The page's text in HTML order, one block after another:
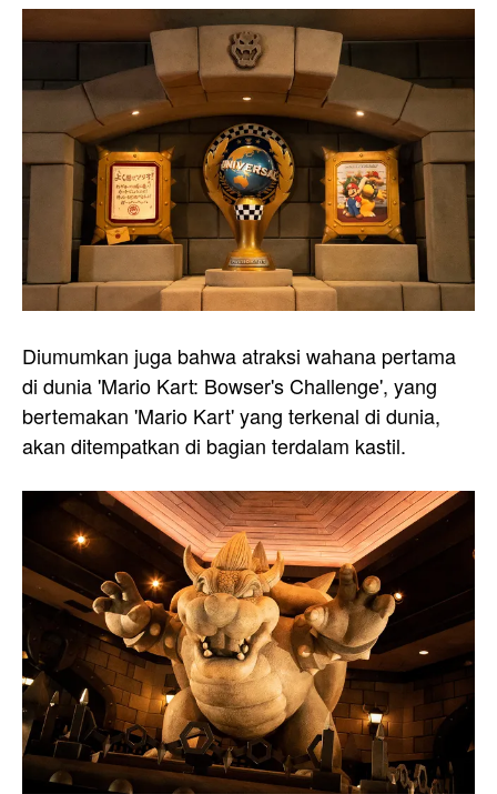
Diumumkan juga bahwa atraksi wahana pertama
di dunia 'Mario Kart: Bowser's Challenge', yang
bertemakan 'Mario Kart' yang terkenal di dunia,
akan ditempatkan di bagian terdalam kastil.